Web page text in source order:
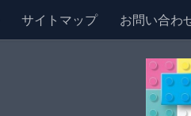
サイトマップ お問い合わ